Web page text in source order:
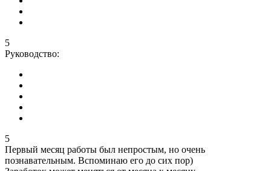
5
Руководство:
5
Первый месяц работы был непростым, но очень
познавательным. Вспоминаю его до сих пор)